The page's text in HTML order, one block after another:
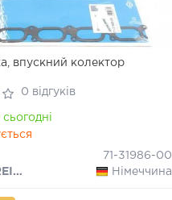
впускний колектор
0 відгуків
сьогодні
71-31986-00
VICTOR REINZ
Німеччина